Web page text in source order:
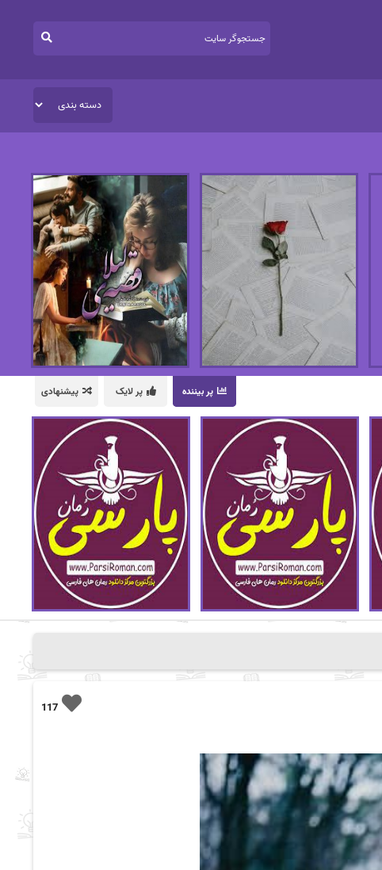
پر بیننده پر لایک پیشنهادی
117